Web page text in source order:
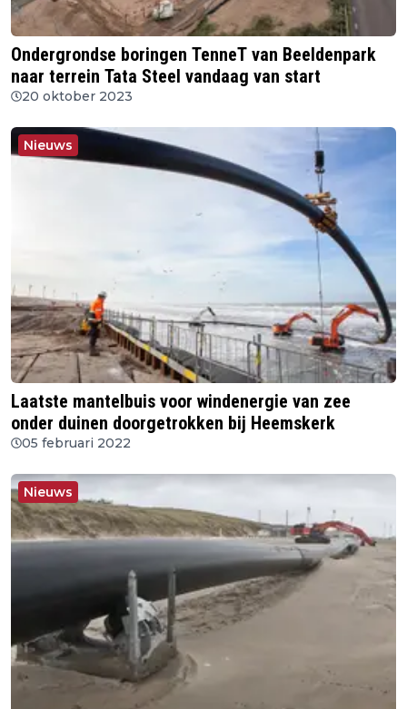
Ondergrondse boringen TenneT van Beeldenpark
naar terrein Tata Steel vandaag van start
20 oktober 2023
Nieuws
Laatste mantelbuis voor windenergie van zee
onder duinen doorgetrokken bij Heemskerk
05 februari 2022
Nieuws